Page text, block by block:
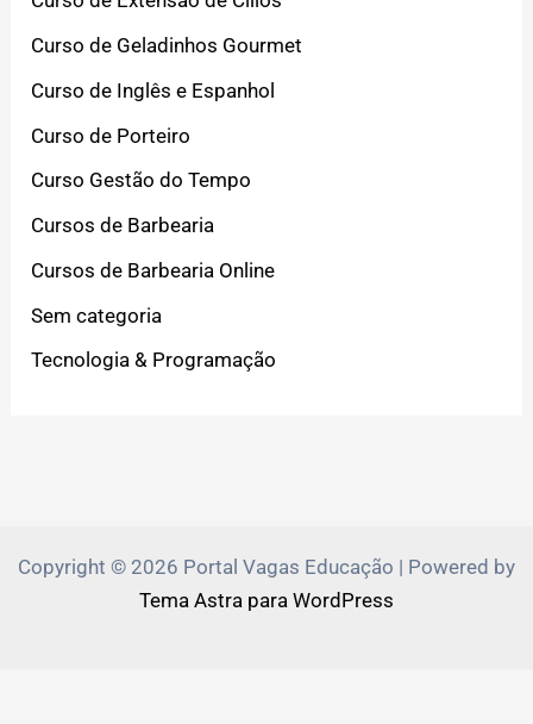
Curso de Geladinhos Gourmet
Curso de Inglês e Espanhol
Curso de Porteiro
Curso Gestão do Tempo
Cursos de Barbearia
Cursos de Barbearia Online
Sem categoria
Tecnologia & Programação
Copyright © 2026 Portal Vagas Educação | Powered by
Tema Astra para WordPress